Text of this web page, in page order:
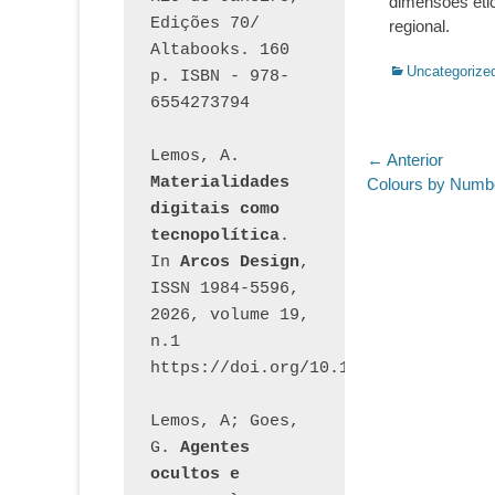
regional.
Categorias:
de
← Anterior
Post
Colours by
Edições 70/
Altabooks. 160
p. ISBN - 978-
6554273794
Materialidades
digitais como
tecnopolítica.
In Arcos Design,
ISSN 1984-5596,
2026, volume 19,
n.1
https://doi.org/10.12957/
Lemos, A; Goes,
G. Agentes
ocultos e